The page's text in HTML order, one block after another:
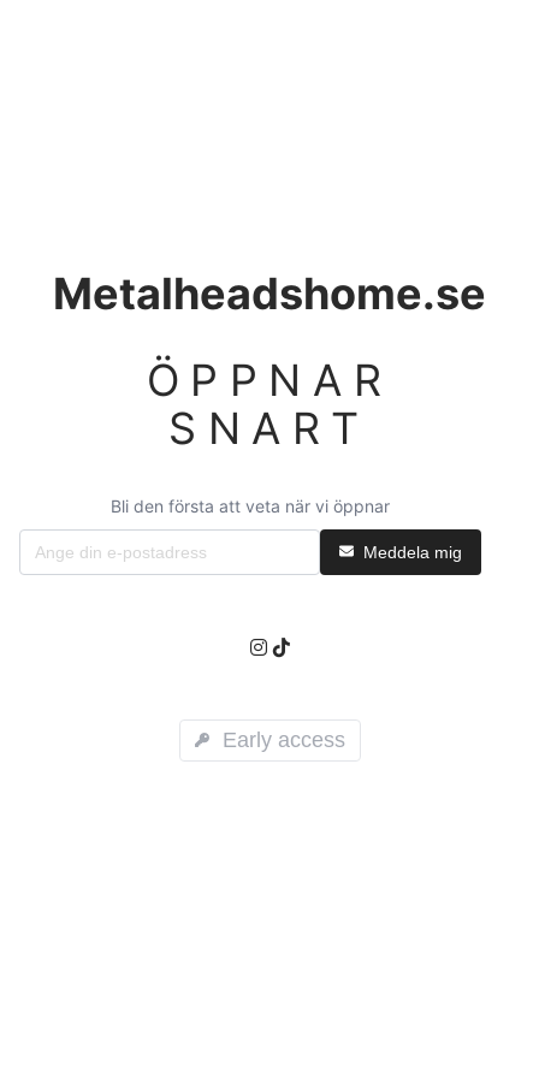
Metalheadshome.se
ÖPPNAR
SNART
Bli den första att veta när vi öppnar
Meddela mig
Early access